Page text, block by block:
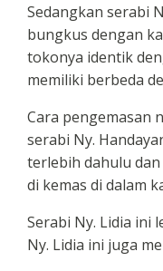
Sedangkan serabi
bungkus dengan
tokonya identik
memiliki berbeda
Cara pengemasan
serabi Ny.
terlebih dahulu
di kemas di dalam
Serabi Ny. Lidia ini
Ny. Lidia ini juga